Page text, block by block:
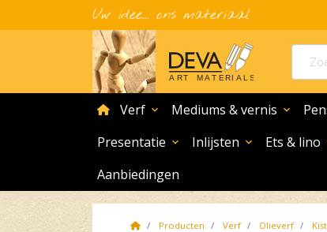
Uw idee... ons materiaal
home
Verf expand_more Mediums & vernis expand_more
Presentatie expand_more Inlijsten expand_more Ets & lino
Aanbiedingen
HomeProducten Verf Olieverf